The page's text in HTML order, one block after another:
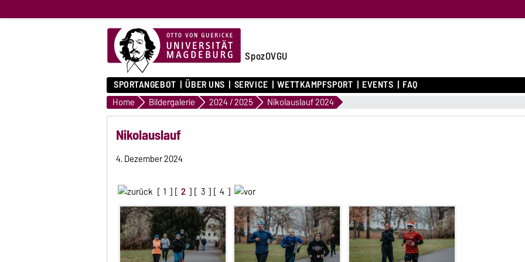
SpozOVGU
SPORTANGEBOT ÜBER UNS SERVICE WETTKAMPFSPORT EVENTS FAQ
Home Bildergalerie 2024 / 2025 Nikolauslauf 2024
Nikolauslauf
4. Dezember 2024
[ 1 ] [ 2 ] [ 3 ] [ 4 ]